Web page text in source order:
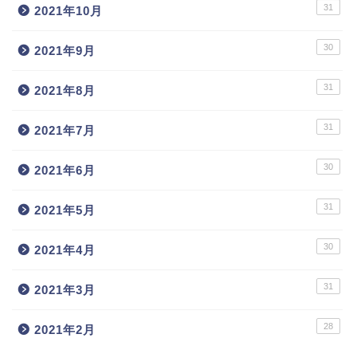
2021年10月 31
2021年9月 30
2021年8月 31
2021年7月 31
2021年6月 30
2021年5月 31
2021年4月 30
2021年3月 31
2021年2月 28